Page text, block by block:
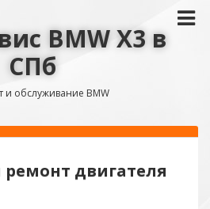
BMW X3 в
СПб
и обслуживание BMW
двигателя